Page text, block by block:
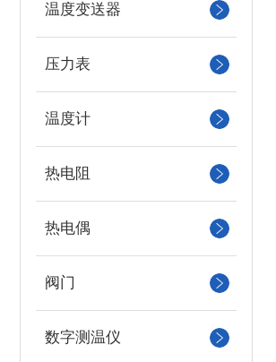
温度变送器
压力表
温度计
热电阻
热电偶
阀门
数字测温仪